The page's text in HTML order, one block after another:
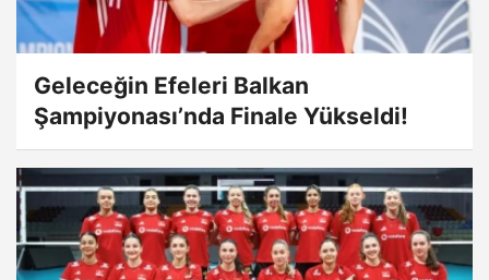
Geleceğin Efeleri Balkan
Şampiyonası’nda Finale Yükseldi!